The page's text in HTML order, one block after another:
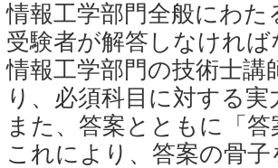
情報工学部門全般にわ
受験者が解答しなけれ
情報工学部門の技術士
り、必須科目に対する
また、答案とともに「
これにより、答案の骨